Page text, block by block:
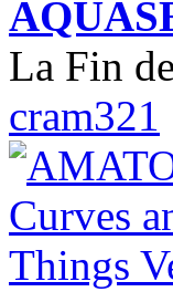
La Fin
cram321